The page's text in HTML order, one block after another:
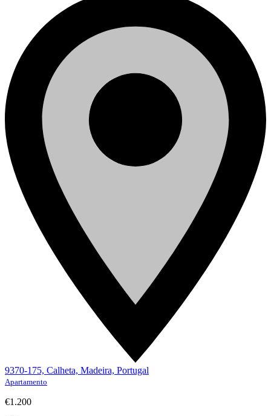
9370-175, Calheta, Madeira, Portugal
Apartamento
€1.200